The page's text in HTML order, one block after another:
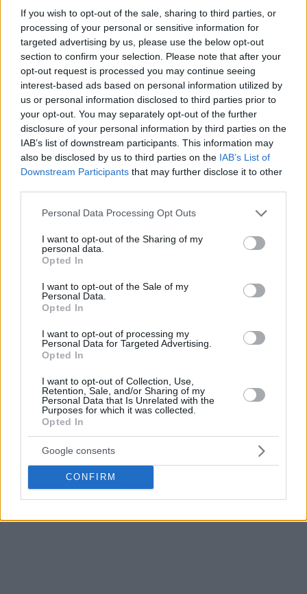
If you wish to opt-out of the sale, sharing to third parties, or
processing of your personal or sensitive information for
targeted advertising by us, please use the below opt-out
section to confirm your selection. Please note that after your
opt-out request is processed you may continue seeing
interest-based ads based on personal information utilized by
us or personal information disclosed to third parties prior to
your opt-out. You may separately opt-out of the further
disclosure of your personal information by third parties on the
IAB’s list of downstream participants. This information may
also be disclosed by us to third parties on the IAB’s List of
Downstream Participants that may further disclose it to other
Please note that this website/app uses one or more Google
not limited to your visit or usage behaviour. You may click to
grant or deny consent to Google and its third-party tags to
use your data for below specified purposes in below Google
consent section.
Personal Data Processing Opt Outs
I want to opt-out of the Sharing of my
personal data.
Opted In
I want to opt-out of the Sale of my
Personal Data.
Opted In
I want to opt-out of processing my
Personal Data for Targeted Advertising.
Opted In
I want to opt-out of Collection, Use,
Retention, Sale, and/or Sharing of my
Personal Data that Is Unrelated with the
Purposes for which it was collected.
Opted In
Google consents
CONFIRM
τραυματισμούς, όπως και οΚρίσταπς Πορζίνγκις, ενώ
πριν από μερικά 24ώρα ο Μόουζες Μούντιυπέστη ένα
σοκαριστικό τραυματισμό στο γόνατο. Παράλληλα,
παραμένει εκτός οΑλ Χορφορντ.
Αυτή τη στιγμή οι Ουόριορς βρίσκονται στη 10η θέση της
Δύσης με ρεκόρ 34-38 και αναμένεται να συμμετάσχουν
στη διαδικασία του play-in.
TheWarriorsare signing center Ömer Yurtseven
first 10-day contract in a depleted frontcourt. Al
Horford remains out with a calf strain.